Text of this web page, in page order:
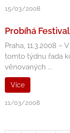
15/03/2008
Probíhá
Praha, 11.3.2008 –
tomto týdnu řada
věnovaných ...
Více
11/03/2008